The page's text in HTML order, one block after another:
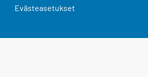
Evästeasetukset